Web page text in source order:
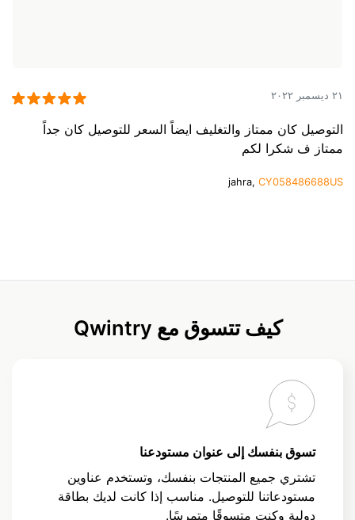
٢١ ديسمبر ٢٠٢٢
التوصيل كان ممتاز والتغليف ايضاً السعر للتوصيل كان جداً
ممتاز ف شكرا لكم
jahra, CY058486688US
كيف تتسوق مع Qwintry
تسوق بنفسك إلى عنوان مستودعنا
تشتري جميع المنتجات بنفسك، وتستخدم عناوين
مستودعاتنا للتوصيل. مناسب إذا كانت لديك بطاقة
دولية وكنت متسوقًا متمرسًا.